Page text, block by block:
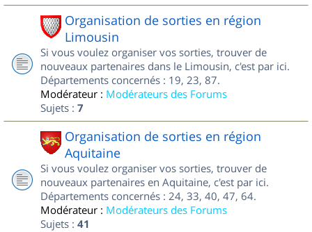
Organisation de sorties en région
Limousin
Si vous voulez organiser vos sorties, trouver de
nouveaux partenaires dans le Limousin, c'est par ici.
Départements concernés : 19, 23, 87.
Modérateur : Modérateurs des Forums
Sujets : 7
Organisation de sorties en région
Aquitaine
Si vous voulez organiser vos sorties, trouver de
nouveaux partenaires en Aquitaine, c'est par ici.
Départements concernés : 24, 33, 40, 47, 64.
Modérateur : Modérateurs des Forums
Sujets : 41